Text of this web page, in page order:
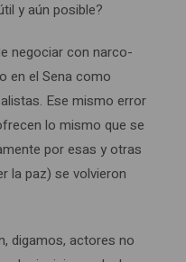
y aún posible?
negociar con narco-
en el Sena como
Ese mismo error
lo mismo que se
por esas y otras
la paz) se volvieron
digamos, actores no